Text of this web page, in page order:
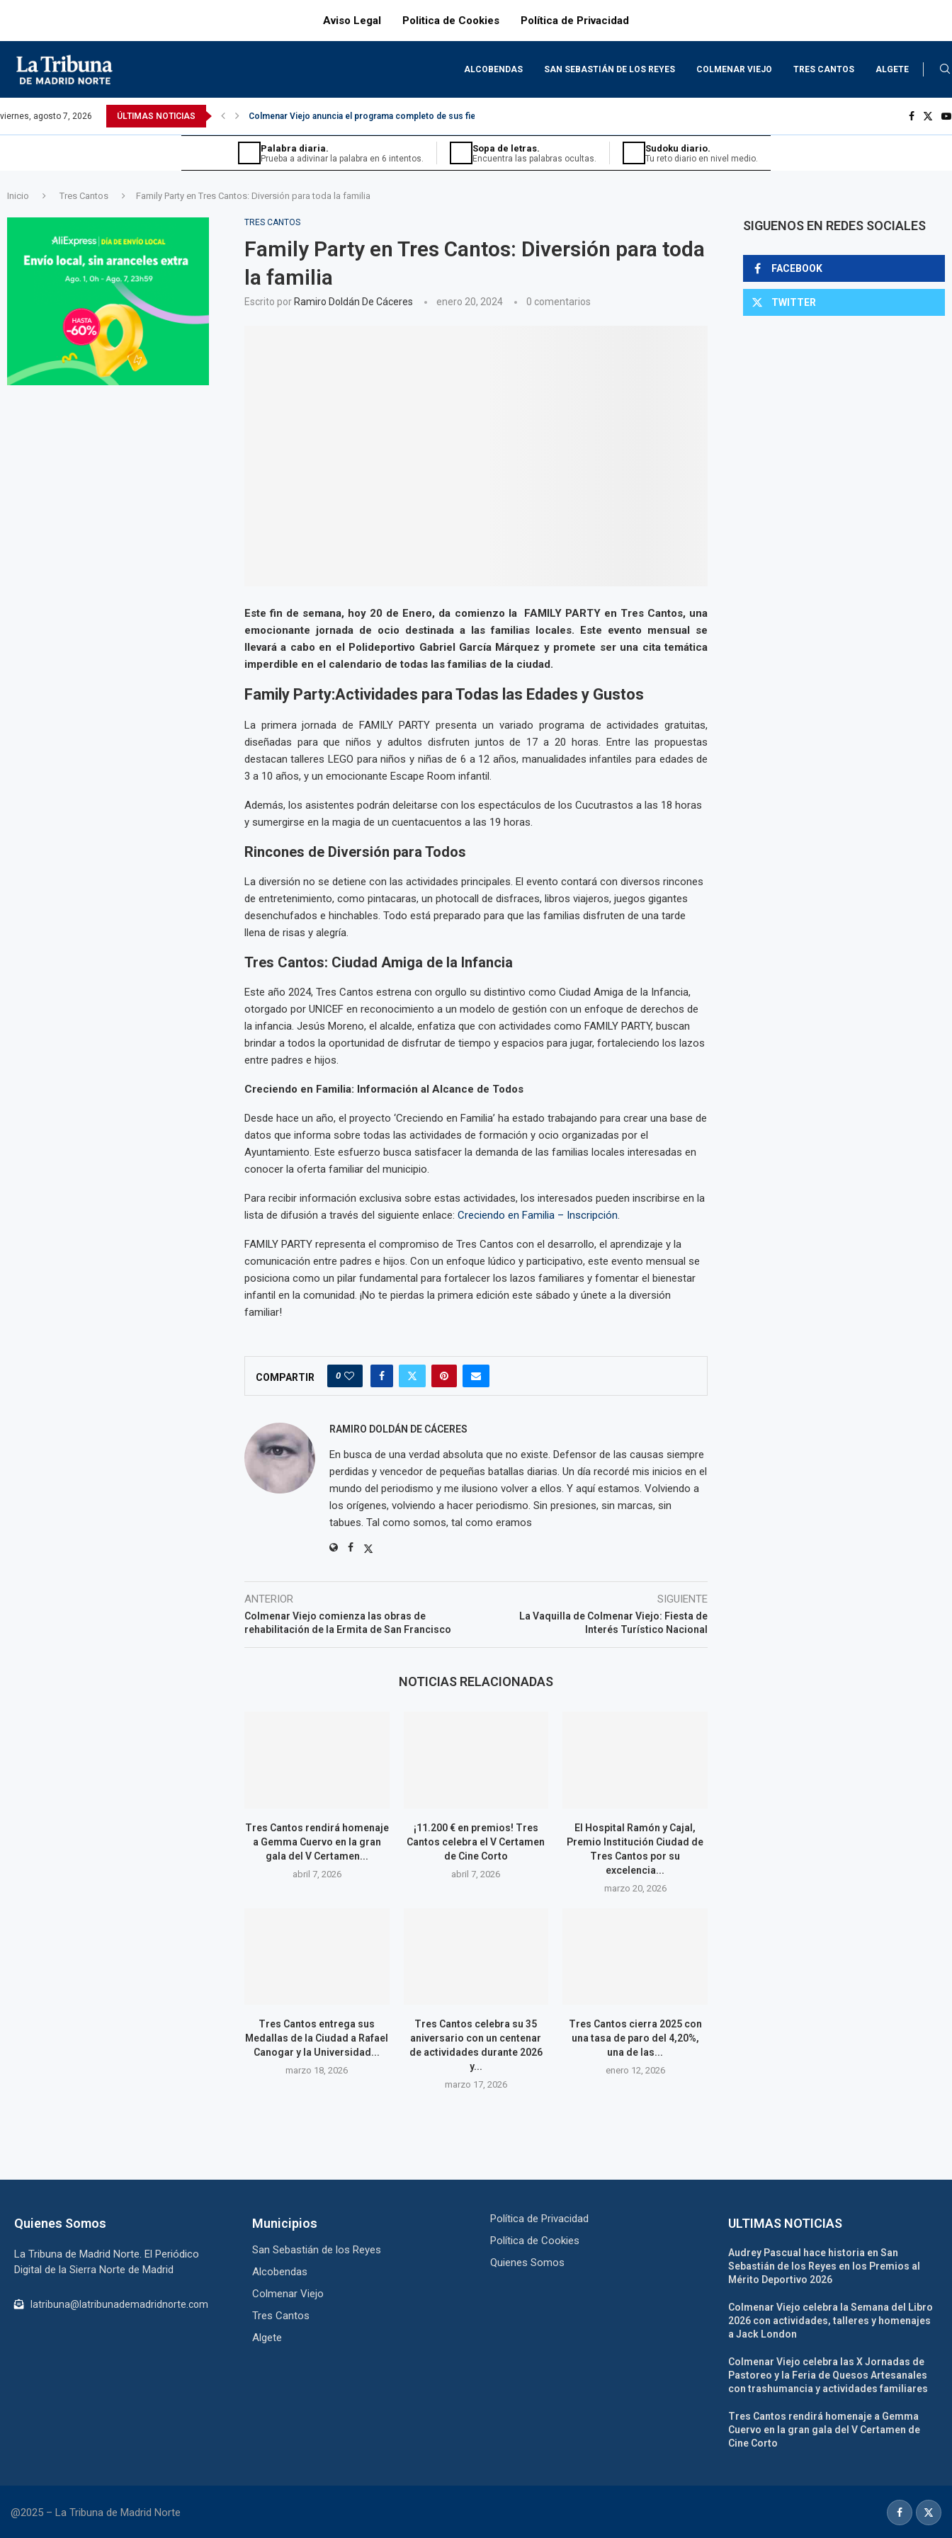
Aviso Legal Politica de Cookies Política de Privacidad
ALCOBENDAS SAN SEBASTIÁN DE LOS REYES COLMENAR VIEJO TRES CANTOS ALGETE
viernes, agosto 7, 2026 ÚLTIMAS NOTICIAS Colmenar Viejo anuncia el programa completo de sus fiestas
Palabra diaria.
Prueba a adivinar la palabra en 6 intentos.
Sopa de letras.
Encuentra las palabras ocultas.
Sudoku diario.
Tu reto diario en nivel medio.
Sopa de letras.
Encuentra las palabras ocultas.
Sudoku diario.
Tu reto diario en nivel medio.
Inicio Tres Cantos Family Party en Tres Cantos: Diversión para toda la familia
TRES CANTOS
Family Party en Tres Cantos: Diversión para toda
la familia
Escrito por Ramiro Doldán De Cáceres enero 20, 2024 0 comentarios
Este fin de semana, hoy 20 de Enero, da comienzo la FAMILY PARTY en Tres Cantos, una
emocionante jornada de ocio destinada a las familias locales. Este evento mensual se
llevará a cabo en el Polideportivo Gabriel García Márquez y promete ser una cita temática
imperdible en el calendario de todas las familias de la ciudad.
Family Party:Actividades para Todas las Edades y Gustos
La primera jornada de FAMILY PARTY presenta un variado programa de actividades gratuitas,
diseñadas para que niños y adultos disfruten juntos de 17 a 20 horas. Entre las propuestas
destacan talleres LEGO para niños y niñas de 6 a 12 años, manualidades infantiles para edades de
3 a 10 años, y un emocionante Escape Room infantil.
Además, los asistentes podrán deleitarse con los espectáculos de los Cucutrastos a las 18 horas
y sumergirse en la magia de un cuentacuentos a las 19 horas.
Rincones de Diversión para Todos
La diversión no se detiene con las actividades principales. El evento contará con diversos rincones
de entretenimiento, como pintacaras, un photocall de disfraces, libros viajeros, juegos gigantes
desenchufados e hinchables. Todo está preparado para que las familias disfruten de una tarde
llena de risas y alegría.
Tres Cantos: Ciudad Amiga de la Infancia
Este año 2024, Tres Cantos estrena con orgullo su distintivo como Ciudad Amiga de la Infancia,
otorgado por UNICEF en reconocimiento a un modelo de gestión con un enfoque de derechos de
la infancia. Jesús Moreno, el alcalde, enfatiza que con actividades como FAMILY PARTY, buscan
brindar a todos la oportunidad de disfrutar de tiempo y espacios para jugar, fortaleciendo los lazos
entre padres e hijos.
Creciendo en Familia: Información al Alcance de Todos
Desde hace un año, el proyecto ‘Creciendo en Familia’ ha estado trabajando para crear una base de
datos que informa sobre todas las actividades de formación y ocio organizadas por el
Ayuntamiento. Este esfuerzo busca satisfacer la demanda de las familias locales interesadas en
conocer la oferta familiar del municipio.
Para recibir información exclusiva sobre estas actividades, los interesados pueden inscribirse en la
lista de difusión a través del siguiente enlace: Creciendo en Familia – Inscripción.
FAMILY PARTY representa el compromiso de Tres Cantos con el desarrollo, el aprendizaje y la
comunicación entre padres e hijos. Con un enfoque lúdico y participativo, este evento mensual se
posiciona como un pilar fundamental para fortalecer los lazos familiares y fomentar el bienestar
infantil en la comunidad. ¡No te pierdas la primera edición este sábado y únete a la diversión
familiar!
COMPARTIR 0
RAMIRO DOLDÁN DE CÁCERES
En busca de una verdad absoluta que no existe. Defensor de las causas siempre
perdidas y vencedor de pequeñas batallas diarias. Un día recordé mis inicios en el
mundo del periodismo y me ilusiono volver a ellos. Y aquí estamos. Volviendo a
los orígenes, volviendo a hacer periodismo. Sin presiones, sin marcas, sin
tabues. Tal como somos, tal como eramos
ANTERIOR
Colmenar Viejo comienza las obras de
rehabilitación de la Ermita de San Francisco
SIGUIENTE
La Vaquilla de Colmenar Viejo: Fiesta de
Interés Turístico Nacional
NOTICIAS RELACIONADAS
Tres Cantos rendirá homenaje
a Gemma Cuervo en la gran
gala del V Certamen...
abril 7, 2026
¡11.200 € en premios! Tres
Cantos celebra el V Certamen
de Cine Corto
abril 7, 2026
El Hospital Ramón y Cajal,
Premio Institución Ciudad de
Tres Cantos por su
excelencia...
marzo 20, 2026
Tres Cantos entrega sus
Medallas de la Ciudad a Rafael
Canogar y la Universidad...
marzo 18, 2026
Tres Cantos celebra su 35
aniversario con un centenar
de actividades durante 2026
y...
marzo 17, 2026
Tres Cantos cierra 2025 con
una tasa de paro del 4,20%,
una de las...
enero 12, 2026
SIGUENOS EN REDES SOCIALES
FACEBOOK
TWITTER
Quienes Somos
La Tribuna de Madrid Norte. El Periódico
Digital de la Sierra Norte de Madrid
latribuna@latribunademadridnorte.com
Municipios
San Sebastián de los Reyes
Alcobendas
Colmenar Viejo
Tres Cantos
Algete
Política de Privacidad
Política de Cookies
Quienes Somos
ULTIMAS NOTICIAS
Audrey Pascual hace historia en San
Sebastián de los Reyes en los Premios al
Mérito Deportivo 2026
Colmenar Viejo celebra la Semana del Libro
2026 con actividades, talleres y homenajes
a Jack London
Colmenar Viejo celebra las X Jornadas de
Pastoreo y la Feria de Quesos Artesanales
con trashumancia y actividades familiares
Tres Cantos rendirá homenaje a Gemma
Cuervo en la gran gala del V Certamen de
Cine Corto
@2025 – La Tribuna de Madrid Norte